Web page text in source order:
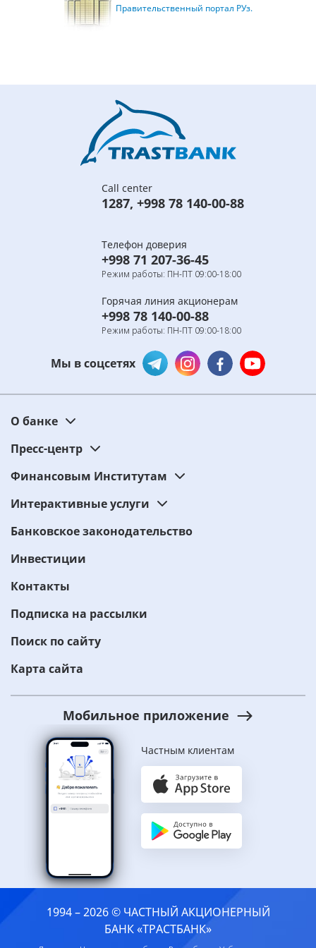
Правительственный портал РУз.
Call center
1287, +998 78 140-00-88
Телефон доверия
+998 71 207-36-45
Режим работы: ПН-ПТ 09:00-18:00
Горячая линия акционерам
+998 78 140-00-88
Режим работы: ПН-ПТ 09:00-18:00
Мы в соцсетях
О банке
Пресс-центр
Финансовым Институтам
Интерактивные услуги
Банковское законодательство
Инвестиции
Контакты
Подписка на рассылки
Поиск по сайту
Карта сайта
Мобильное приложение
Частным клиентам
1994 – 2026 © ЧАСТНЫЙ АКЦИОНЕРНЫЙ
БАНК «ТРАСТБАНК»